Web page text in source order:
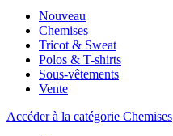
Nouveau
Chemises
Tricot & Sweat
Polos & T-shirts
Sous-vêtements
Vente
Accéder à la catégorie Chemises